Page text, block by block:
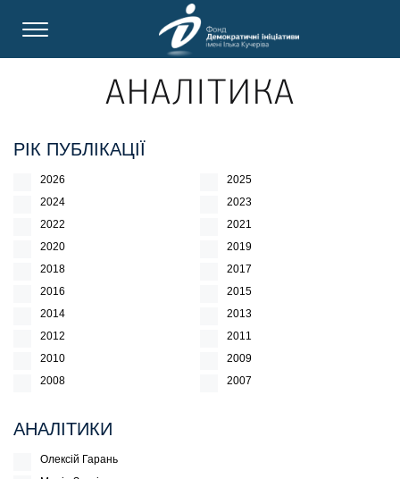
АНАЛІТИКА
РІК ПУБЛІКАЦІЇ
2026
2025
2024
2023
2022
2021
2020
2019
2018
2017
2016
2015
2014
2013
2012
2011
2010
2009
2008
2007
АНАЛІТИКИ
Олексій Гарань